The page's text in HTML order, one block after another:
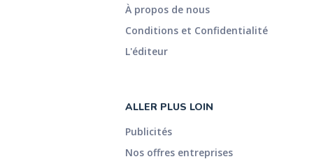
À propos de nous
Conditions et Confidentialité
L'éditeur
ALLER PLUS LOIN
Publicités
Nos offres entreprises